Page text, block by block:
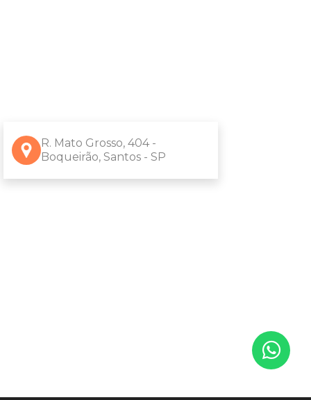
R. Mato Grosso, 404 -
Boqueirão, Santos - SP